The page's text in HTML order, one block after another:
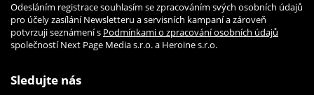
Odesláním registrace souhlasím se zpracováním svých osobních údajů
pro účely zasílání Newsletteru a servisních kampaní a zároveň
potvrzuji seznámení s Podmínkami o zpracování osobních údajů
společností Next Page Media s.r.o. a Heroine s.r.o.
Sledujte nás